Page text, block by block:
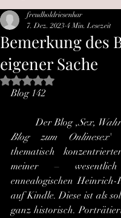
Bemerkung des
eigener Sache
freudholdriesenhar
7. Dez. 2023 4 Min. Lesezeit
Mit NaN von 5 Sternen
Blog 142
	Der Blog ,
Sex,
Blog zum Onlinesex'
thematisch
meiner –
ennealogischen
auf Kindle. Diese ist als
ganz historisch.